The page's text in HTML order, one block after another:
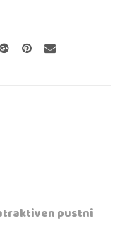
pustni